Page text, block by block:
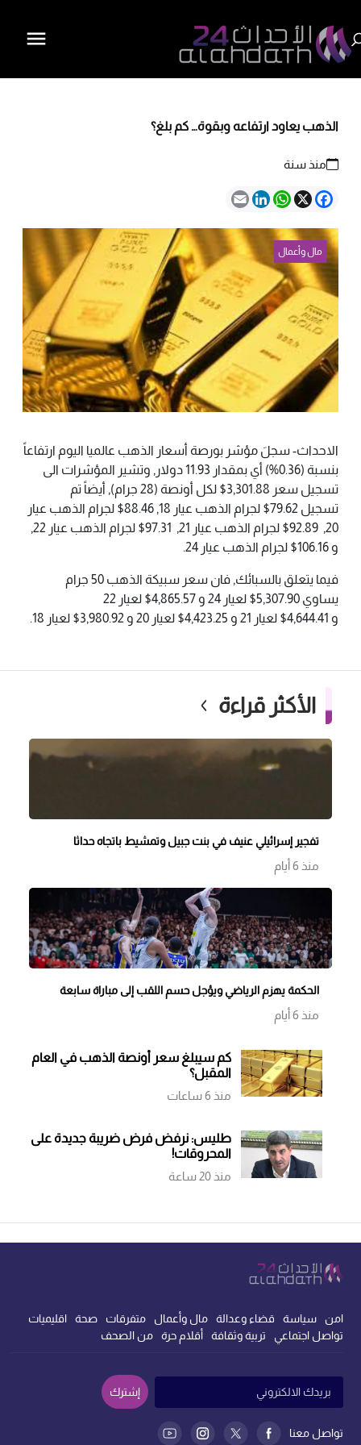
الذهب يعاود ارتفاعه وبقوة… كم بلغ؟
منذ سنة
Facebook
X
WhatsApp
LinkedIn
Email
مال وأعمال
الاحداث- سجلَ مؤشر بورصة أسعار الذهب عالميا اليوم ارتفاعاً
بنسبة (0.36%) أي بمقدار 11.93 دولار, وتشير المؤشرات الى
تسجيل سعر 3,301.88$ لكل أونصة (28 جرام), أيضاً تم
تسجيل 79.62$ لجرام الذهب عيار 18, 88.46$ لجرام الذهب عيار
20, 92.89$ لجرام الذهب عيار 21, 97.31$ لجرام الذهب عيار 22,
و 106.16$ لجرام الذهب عيار 24.
فيما يتعلق بالسبائك, فان سعر سبيكة الذهب 50 جرام
يساوي 5,307.90$ لعيار 24 و 4,865.57$ لعيار 22
و 4,644.41$ لعيار 21 و 4,423.25$ لعيار 20 و 3,980.92$ لعيار 18.
الأكثر قراءة
تفجير إسرائيلي عنيف في بنت جبيل وتمشيط باتجاه حداثا
منذ 6 أيام
الحكمة يهزم الرياضي ويؤجل حسم اللقب إلى مباراة سابعة
منذ 6 أيام
كم سيبلغ سعر أونصة الذهب في العام
المقبل؟
منذ 6 ساعات
طليس: نرفض فرض ضريبة جديدة على
المحروقات!
منذ 20 ساعة
امن سياسة قضاء وعدالة مال وأعمال متفرقات صحة
اقليميات
تواصل اجتماعي
تربية وثقافة أقلام حرة من الصحف
تواصل معنا
إشترك